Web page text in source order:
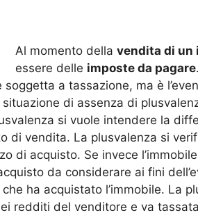
Al momento della vendita di un
essere delle imposte da pagare
a tassazione, ma è
di assenza di
si vuole intendere la
di vendita. La plusvalenza si
di acquisto. Se invece
da considerare ai fini
ha acquistato l’immobile. La
redditi del venditore e va